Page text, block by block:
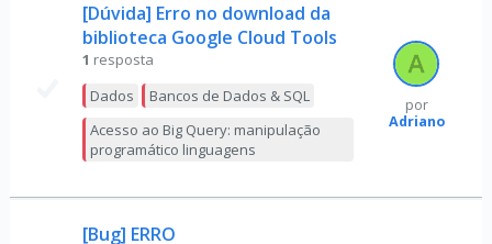
[Dúvida] Erro no download da
biblioteca Google Cloud Tools
1 resposta
Dados
Bancos de Dados & SQL
Acesso ao Big Query: manipulação
programático linguagens
por
Adriano
[Bug] ERRO